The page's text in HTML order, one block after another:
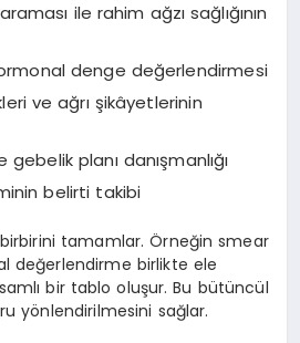
ile rahim ağzı sağlığının
denge değerlendirmesi
ve ağrı şikâyetlerinin
gebelik planı danışmanlığı
belirti takibi
tamamlar. Örneğin smear
değerlendirme birlikte ele
bir tablo oluşur. Bu bütüncül
yönlendirilmesini sağlar.